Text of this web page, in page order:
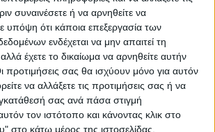
συναινέσετε ή να αρνηθείτε να
υπόψη ότι κάποια επεξεργασία των
ενδέχεται να μην απαιτεί τη
έχετε το δικαίωμα να αρνηθείτε αυτήν
προτιμήσεις σας θα ισχύουν μόνο για αυτόν
να αλλάξετε τις προτιμήσεις σας ή να
σας ανά πάσα στιγμή
τον ιστότοπο και κάνοντας κλικ στο
στο κάτω μέρος της ιστοσελίδας.
δρομείς, για κάθε
Ραδιολέσχη Καρδίτσας,
Καρδίτσας, τον Σύλλογο
τον Ελληνικό Ερυθρό
Καρδίτσας, τον
Καρδίτσας τον